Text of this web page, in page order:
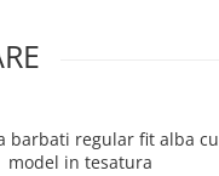
barbati regular fit alba cu
model in tesatura